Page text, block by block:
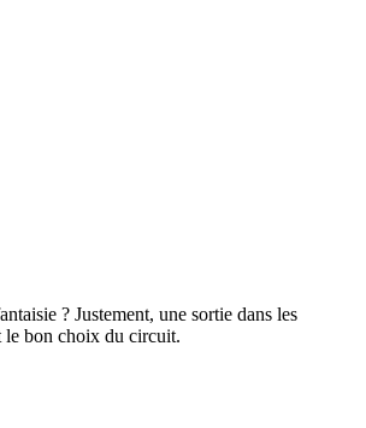
? Justement, une sortie dans les
le bon choix du circuit.